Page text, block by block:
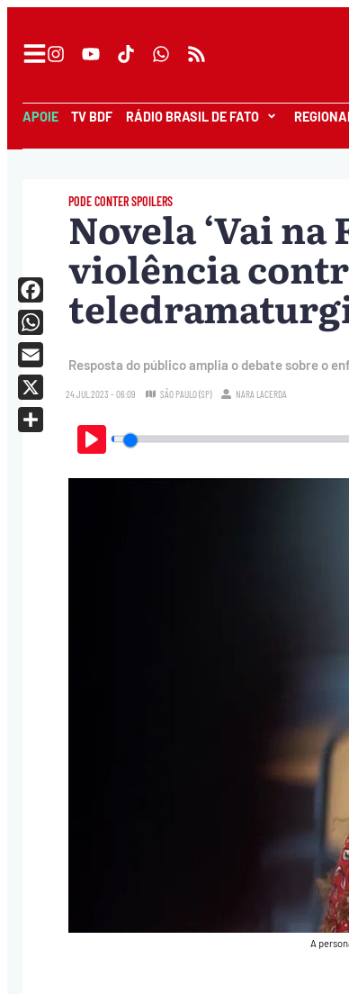
APOIE TV BDF RÁDIO BRASIL DE FATO
PODE CONTER SPOILERS
Novela ‘Vai na
violência
Resposta do público amplia o debate sobre o
24.JUL.2023 - 06:09 SÃO PAULO (SP) NARA LACERDA
Play
A
Facebook
WhatsApp
Email
X